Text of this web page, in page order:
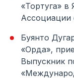
«Тортуга» в
Ассоциации
Буянто
«Орда»,
Выпускник